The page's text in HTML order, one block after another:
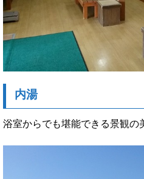
内湯
浴室からでも堪能できる景観の